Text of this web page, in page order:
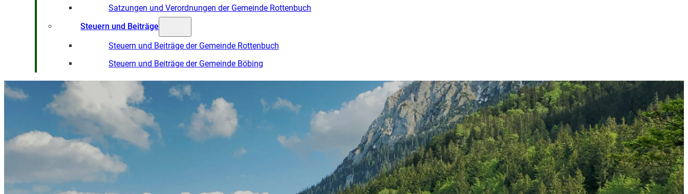
Satzungen und Verordnungen der Gemeinde Rottenbuch
Steuern und Beiträge
Steuern und Beiträge der Gemeinde Rottenbuch
Steuern und Beiträge der Gemeinde Böbing